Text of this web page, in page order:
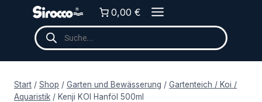
springen
0,00 €
Products
search
Start / Shop / Garten und Bewässerung / Gartenteich / Koi /
Aquaristik / Kenji KOI Hanföl 500ml